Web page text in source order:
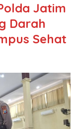
Jatim
Darah
Sehat